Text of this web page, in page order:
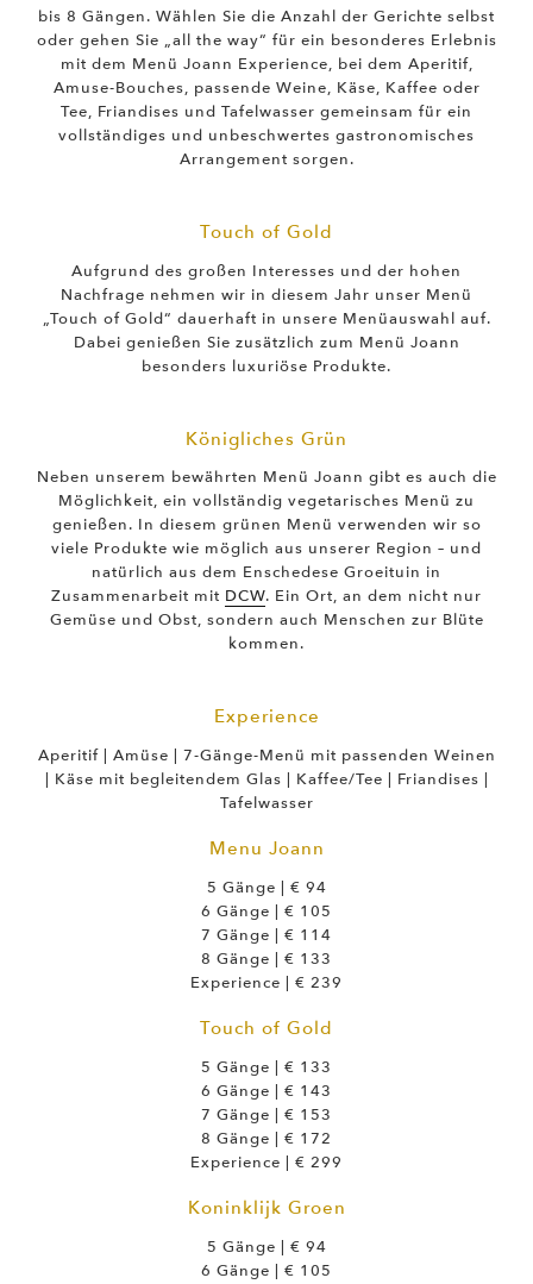
bis 8 Gängen. Wählen Sie die Anzahl der Gerichte selbst
oder gehen Sie „all the way“ für ein besonderes Erlebnis
mit dem Menü Joann Experience, bei dem Aperitif,
Amuse-Bouches, passende Weine, Käse, Kaffee oder
Tee, Friandises und Tafelwasser gemeinsam für ein
vollständiges und unbeschwertes gastronomisches
Arrangement sorgen.
Touch of Gold
Aufgrund des großen Interesses und der hohen
Nachfrage nehmen wir in diesem Jahr unser Menü
„Touch of Gold“ dauerhaft in unsere Menüauswahl auf.
Dabei genießen Sie zusätzlich zum Menü Joann
besonders luxuriöse Produkte.
Königliches Grün
Neben unserem bewährten Menü Joann gibt es auch die
Möglichkeit, ein vollständig vegetarisches Menü zu
genießen. In diesem grünen Menü verwenden wir so
viele Produkte wie möglich aus unserer Region – und
natürlich aus dem Enschedese Groeituin in
Zusammenarbeit mit DCW. Ein Ort, an dem nicht nur
Gemüse und Obst, sondern auch Menschen zur Blüte
kommen.
Experience
Aperitif | Amüse | 7-Gänge-Menü mit passenden Weinen
| Käse mit begleitendem Glas | Kaffee/Tee | Friandises |
Tafelwasser
Menu Joann
5 Gänge | € 94
6 Gänge | € 105
7 Gänge | € 114
8 Gänge | € 133
Experience | € 239
Touch of Gold
5 Gänge | € 133
6 Gänge | € 143
7 Gänge | € 153
8 Gänge | € 172
Experience | € 299
Koninklijk Groen
5 Gänge | € 94
6 Gänge | € 105